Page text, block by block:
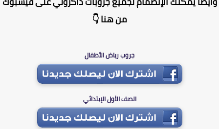
من هنا 👇
جروب رياض الأطفال
الصف الأول الإبتدائي